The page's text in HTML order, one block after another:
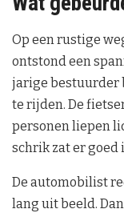
Op een rustige
ontstond een
jarige bestuurder
te rijden. De
personen liepen
schrik zat er goed
De automobilist
lang uit beeld.